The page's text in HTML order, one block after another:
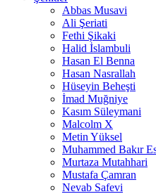
Abbas Musavi
Ali Şeriati
Fethi Şikaki
Halid İslambuli
Hasan El Benna
Hasan Nasrallah
Hüseyin Beheşti
İmad Muğniye
Kasım Süleymani
Malcolm X
Metin Yüksel
Muhammed Bakır
Murtaza Mutahhari
Mustafa Çamran
Nevab Safevi